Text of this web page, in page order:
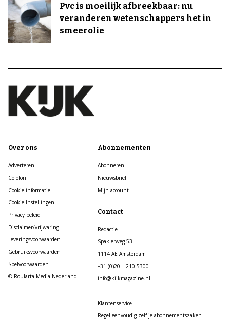
Pvc is moeilijk afbreekbaar: nu
veranderen wetenschappers het in
smeerolie
Over ons
Adverteren
Colofon
Cookie informatie
Cookie Instellingen
Privacy beleid
Disclaimer/vrijwaring
Leveringsvoorwaarden
Gebruiksvoorwaarden
Spelvoorwaarden
© Roularta Media Nederland
Abonnementen
Abonneren
Nieuwsbrief
Mijn account
Contact
Redactie
Spaklerweg 53
1114 AE Amsterdam
+31 (0)20 – 210 5300
info@kijkmagazine.nl
Klantenservice
Regel eenvoudig zelf je abonnementszaken